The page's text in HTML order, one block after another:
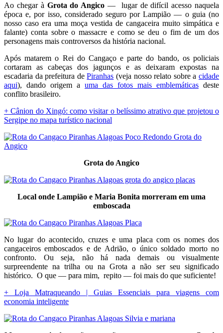
Ao chegar à Grota do Angico — lugar de difícil acesso naquela
época e, por isso, considerado seguro por Lampião — o guia (no
nosso caso era uma moça vestida de cangaceira muito simpática e
falante) conta sobre o massacre e como se deu o fim de um dos
personagens mais controversos da história nacional.
Após matarem o Rei do Cangaço e parte do bando, os policiais
cortaram as cabeças dos jagunços e as deixaram expostas na
escadaria da prefeitura dePiranhas (veja nosso relato sobre acidade
aqui), dando origem a uma das fotos mais emblemáticas deste
conflito brasileiro.
+ Cânion do Xingó: como visitar o belíssimo atrativo que projetou o
Sergipe no mapa turístico nacional
Grota do Angico
Local onde Lampião e Maria Bonita morreram em uma
emboscada
No lugar do acontecido, cruzes e uma placa com os nomes dos
cangaceiros emboscados e de Adrião, o único soldado morto no
confronto. Ou seja, não há nada demais ou visualmente
surpreendente na trilha ou na Grota a não ser seu significado
histórico. O que — para mim, repito — foi mais do que suficiente!
+ Loja Matraqueando | Guias Essenciais para viagens com
economia inteligente